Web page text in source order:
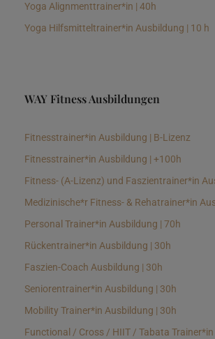
Yoga Alignmenttrainer*in | 40h
Yoga Hilfsmitteltrainer*in Ausbildung | 10 h
WAY Fitness Ausbildungen
Fitnesstrainer*in Ausbildung | B-Lizenz
Fitnesstrainer*in Ausbildung | +100h
Fitness- (A-Lizenz) und Faszientrainer*in
Medizinische*r Fitness- & Rehatrainer*in
Personal Trainer*in Ausbildung | 70h
Rückentrainer*in Ausbildung | 30h
Faszien-Coach Ausbildung | 30h
Seniorentrainer*in Ausbildung | 30h
Mobility Trainer*in Ausbildung | 30h
Functional / Cross / HIIT / Tabata Trainer*in